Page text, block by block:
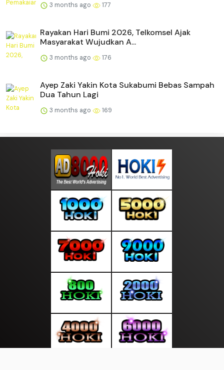
3 months ago 177
Rayakan Hari Bumi 2026, Telkomsel Ajak
Masyarakat Wujudkan A...
3 months ago 176
Ayep Zaki Yakin Kota Sukabumi Bebas Sampah
Dua Tahun Lagi
3 months ago 169